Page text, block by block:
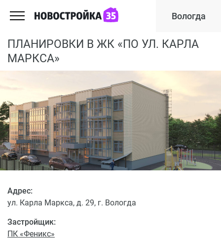
Вологда
ПЛАНИРОВКИ В ЖК «ПО УЛ. КАРЛА
МАРКСА»
Застройщик:
ПК «Феникс»
Адрес:
ул. Карла Маркса, д. 29, г. Вологда